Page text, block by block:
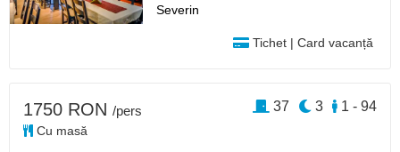
Severin
Tichet | Card vacanță
1750 RON /pers
Cu masă
1 - 94
3
37